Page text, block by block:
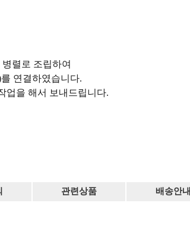
병렬로 조립하여
연결하였습니다.
업을 해서 보내드립니다.
관련상품 배송안내